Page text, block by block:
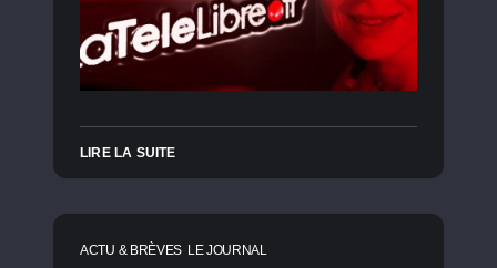
LIRE LA SUITE
ACTU & BRÈVES LE JOURNAL